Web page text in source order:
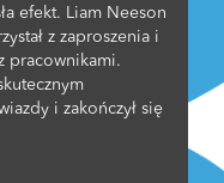
efekt. Liam Neeson
z zaproszenia i
pracownikami.
i zakończył się